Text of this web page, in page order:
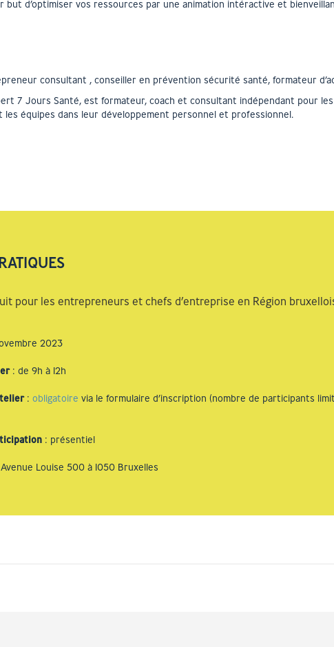
but d’optimiser vos ressources par une animation intéractive et
consultant , conseiller en prévention sécurité santé, formateur
7 Jours Santé, est formateur, coach et consultant indépendant pour les
équipes dans leur développement personnel et professionnel.
pour les entrepreneurs et chefs d’entreprise en Région
2023
: de 9h à 12h
: obligatoire via le formulaire d’inscription (nombre de participants
: présentiel
Avenue Louise 500 à 1050 Bruxelles